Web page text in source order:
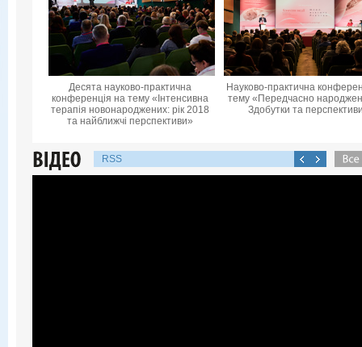
Десята науково-практична
конференцiя на тему «Інтенсивна
терапія новонароджених: рік 2018
та найближчі перспективи»
Науково-практична
тему «Передчасно
Здобутки та
RSS